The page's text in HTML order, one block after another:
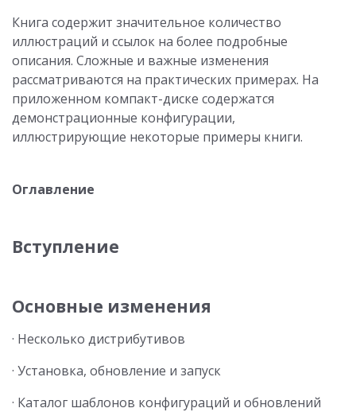
Книга содержит значительное количество
иллюстраций и ссылок на более подробные
описания. Сложные и важные изменения
рассматриваются на практических примерах. На
приложенном компакт-диске содержатся
демонстрационные конфигурации,
иллюстрирующие некоторые примеры книги.
Оглавление
Вступление
Основные изменения
· Несколько дистрибутивов
· Установка, обновление и запуск
· Каталог шаблонов конфигураций и обновлений